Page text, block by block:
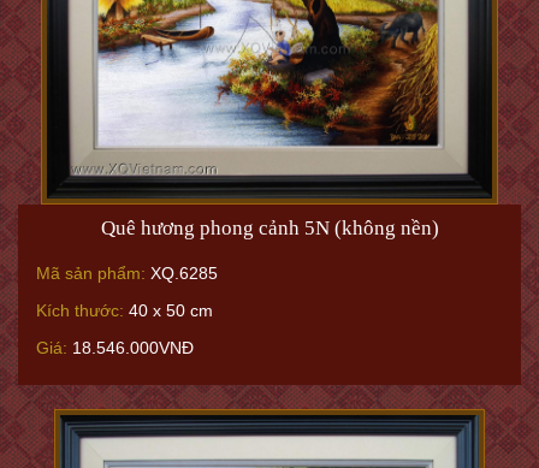
Quê hương phong cảnh 5N (không nền)
Mã sản phẩm: XQ.6285
Kích thước: 40 x 50 cm
Giá: 18.546.000VNĐ